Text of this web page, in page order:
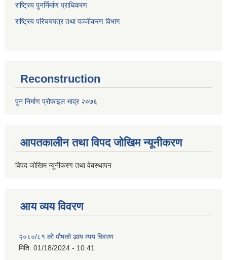
राष्ट्रिय पुनर्निर्माण प्राधिकरण
राष्ट्रिय परिचयपत्र तथा पञ्जीकरण विभाग
Reconstruction
पुन निर्माण प्रोफाइल भाद्र २०७६
आपतकालीन तथा विपद जोखिम न्यूनीकरण
विपद जोखिम न्यूनीकरण तथा वेबस्थापन
आय व्यय विवरण
२०८०/८१ को पौषको आय व्यय विवरण
मिति: 01/18/2024 - 10:41